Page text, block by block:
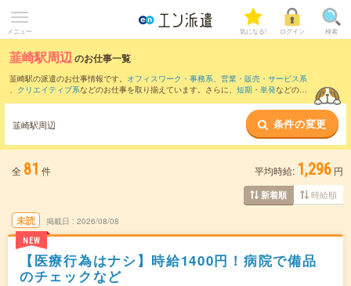
メニュー 気になる! ログイン 検索
韮崎駅周辺のお仕事一覧
韮崎駅の派遣のお仕事情報です。 オフィスワーク・事務系、 営業・販売・サービス系
、 クリエイティブ系などのお仕事を取り揃えています。さらに、 短期 ・ 単発などの期
また、甲府駅
など近隣駅のお仕事もご確認いた
だけます。
韮崎駅周辺 条件の変更
全 81 件 平均時給: 1,296 円
新着順 時給順
未読
NEW
掲載日 2026/08/08
【医療行為はナシ】時給1400円！病院で備品
のチェックなど